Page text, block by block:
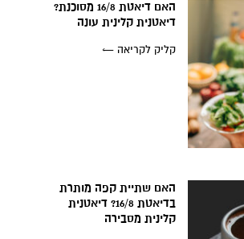
האם דיאטת 16/8 מסוכנת?
דיאטנית קלינית עונה
קליק לקריאה ←
האם שתיית קפה מותרת
בדיאטת 16/8? דיאטנית
קלינית מסבירה